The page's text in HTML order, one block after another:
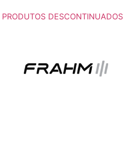
PRODUTOS DESCONTINUADOS